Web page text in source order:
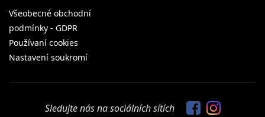
Všeobecné obchodní
podmínky - GDPR
Používaní cookies
Nastavení soukromí
Sledujte nás na sociálních sítích